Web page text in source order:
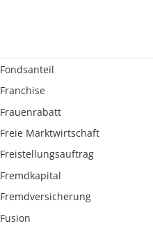
Fondsanteil
Franchise
Frauenrabatt
Freie Marktwirtschaft
Freistellungsauftrag
Fremdkapital
Fremdversicherung
Fusion